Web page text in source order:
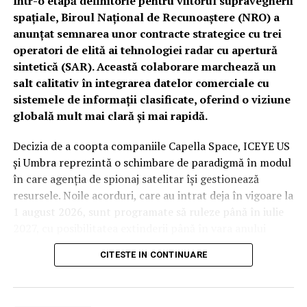
spațiale, Biroul Național de Recunoaștere (NRO) a
anunțat semnarea unor contracte strategice cu trei
operatori de elită ai tehnologiei radar cu apertură
sintetică (SAR). Această colaborare marchează un
salt calitativ în integrarea datelor comerciale cu
sistemele de informații clasificate, oferind o viziune
globală mult mai clară și mai rapidă.
Decizia de a coopta companiile Capella Space, ICEYE US
și Umbra reprezintă o schimbare de paradigmă în modul
în care agenția de spionaj satelitar își gestionează
resursele. Noile acorduri, care au intrat deja în vigoare la
1 august 2026, sunt programate să ruleze până în iulie
2029. Deși valorile financiare rămân confidențiale din
cauza bugetului clasificat al agenției, impactul
CITESTE IN CONTINUARE